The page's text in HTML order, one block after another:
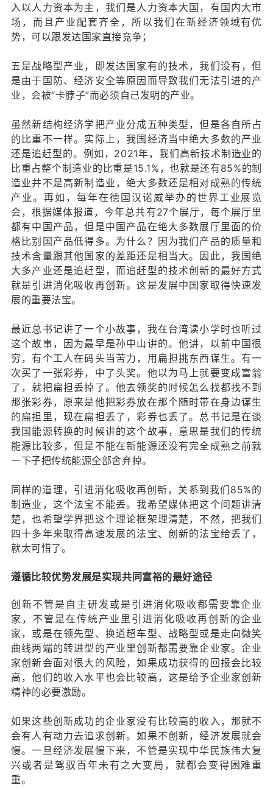
入以人力资本为主，我们是人力资本大国，有国内大市
场，而且产业配套齐全，所以我们在新经济领域有优
势，可以跟发达国家直接竞争；
五是战略型产业，即发达国家有的技术，我们没有，但
是由于国防、经济安全等原因而导致我们无法引进的产
业，会被“卡脖子”而必须自己发明的产业。
虽然新结构经济学把产业分成五种类型，但是各自所占
的比重不一样。实际上，我国经济当中绝大多数的产业
还是追赶型的。例如，2021年，我们高新技术制造业的
比重占整个制造业的比重是15.1%，也就是还有85%的制
造业并不是高新制造业，绝大多数还是相对成熟的传统
产业。再如，每年在德国汉诺威举办的世界工业展览
会，根据媒体报道，今年总共有27个展厅，每个展厅里
都有中国产品，但是中国产品在绝大多数展厅里面的价
格比别国产品低得多。为什么？因为我们产品的质量和
技术含量跟其他国家的差距还是相当大。因此，我国绝
大多产业还是追赶型，而追赶型的技术创新的最好方式
就是引进消化吸收再创新。这是发展中国家取得快速发
展的重要法宝。
最近总书记讲了一个小故事，我在台湾读小学时也听过
这个故事，因为最早是孙中山讲的。他讲，以前中国很
穷，有个工人在码头当苦力，用扁担挑东西谋生。有一
次买了一张彩券，中了头奖。他以为马上就要变成富翁
了，就把扁担丢掉了。他去领奖的时候怎么找都找不到
那张彩券，原来是他把彩券放在那个随时带在身边谋生
的扁担里，现在扁担丢了，彩券也丢了。总书记是在谈
我国能源转换的时候讲的这个故事，意思是我们的传统
能源比较多，但是不能在新能源还没有完全成熟之前就
一下子把传统能源全部舍弃掉。
同样的道理，引进消化吸收再创新，关系到我们85%的
制造业，这个法宝不能丢。我希望媒体把这个问题讲清
楚，也希望学界把这个理论框架理清楚，不然，把我们
四十多年来取得高速发展的法宝、创新的法宝给丢了，
就太可惜了。
遵循比较优势发展是实现共同富裕的最好途径
创新不管是自主研发或是引进消化吸收都需要靠企业
家，不管是在传统产业里引进消化吸收再创新的企业
家，或是在领先型、换道超车型、战略型或是走向微笑
曲线两端的转进型的产业里创新都需要靠企业家。企业
家创新会面对很大的风险，如果成功获得的回报会比较
高，他们的收入水平也会比较高，这是给予企业家创新
精神的必要激励。
如果这些创新成功的企业家没有比较高的收入，那就不
会有人有动力去追求创新。如果不创新，经济发展就会
慢。一旦经济发展慢下来，不管是实现中华民族伟大复
兴或者是驾驭百年未有之大变局，就都会变得困难重
重。